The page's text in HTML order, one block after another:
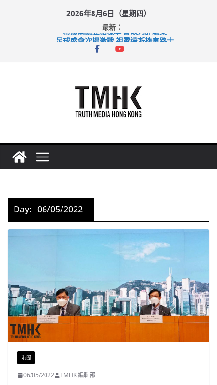
2026年8月6日（星期四）
最新：
希愈調亂胚胎樣本 警改列詐騙案
足球盛會次場激戰 祖雲達斯挫車路士
上半年純利大增七成 國泰：下半年油價續波動
Day: 06/05/2022
港聞
06/05/2022 TMHK 編輯部